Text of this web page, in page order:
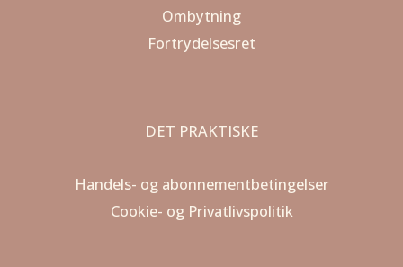
Ombytning
Fortrydelsesret
DET PRAKTISKE
Handels- og abonnementbetingelser
Cookie- og Privatlivspolitik